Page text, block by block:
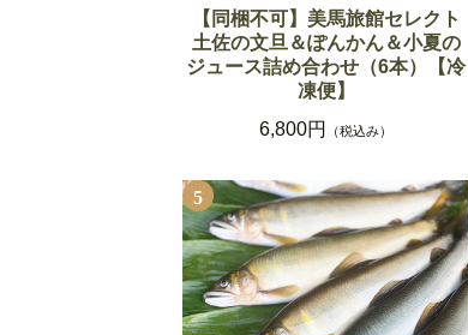
【同梱不可】美馬旅館セレクト
土佐の文旦＆ぽんかん＆小夏の
ジュース詰め合わせ（6本）【冷
凍便】
6,800円
（税込み）
5